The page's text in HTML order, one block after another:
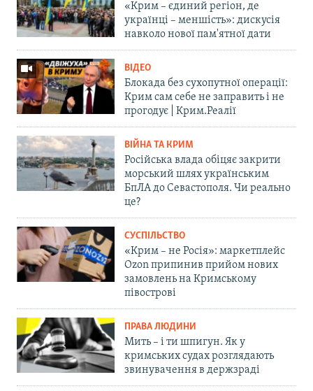
«Крим – єдиний регіон, де
українці – меншість»: дискусія
навколо нової пам'ятної дати
ВІДЕО
Блокада без сухопутної операції:
Крим сам себе не заправить і не
прогодує | Крим.Реалії
ВІЙНА ТА КРИМ
Російська влада обіцяє закрити
морський шлях українським
БпЛА до Севастополя. Чи реально
це?
СУСПІЛЬСТВО
«Крим – не Росія»: маркетплейс
Ozon припинив прийом нових
замовлень на Кримському
півострові
ПРАВА ЛЮДИНИ
Мить – і ти шпигун. Як у
кримських судах розглядають
звинувачення в держзраді